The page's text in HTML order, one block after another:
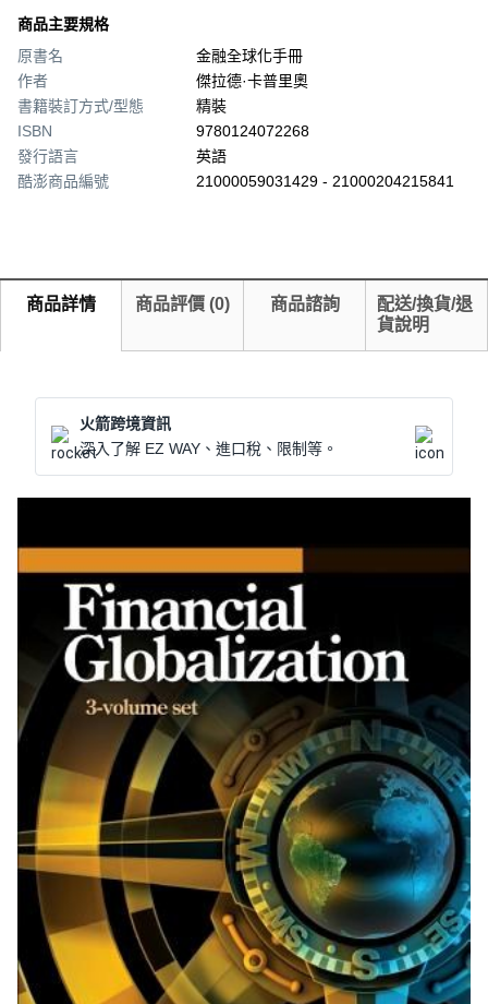
商品主要規格
原書名
金融全球化手冊
作者
傑拉德·卡普里奧
書籍裝訂方式/型態
精裝
ISBN
9780124072268
發行語言
英語
酷澎商品編號
21000059031429 - 21000204215841
商品詳情 商品評價 (0) 商品諮詢
配送/換貨/退
貨說明
火箭跨境資訊
深入了解 EZ WAY、進口稅、限制等。